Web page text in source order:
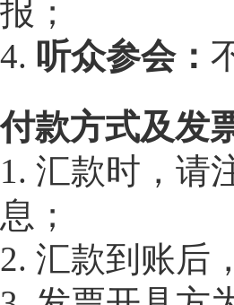
报；
4. 听众参会：
付款方式及发
1. 汇款时，请
息；
2. 汇款到账后